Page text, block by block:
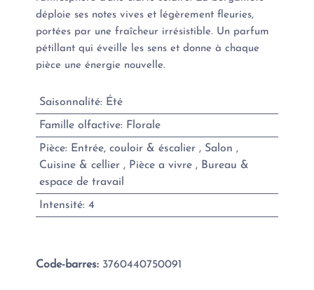
déploie ses notes vives et légèrement fleuries,
portées par une fraîcheur irrésistible. Un parfum
pétillant qui éveille les sens et donne à chaque
pièce une énergie nouvelle.
Saisonnalité: Été
Famille olfactive: Florale
Pièce: Entrée, couloir & éscalier, Salon ,
Cuisine & cellier, Pièce a vivre, Bureau &
espace de travail
Intensité: 4
Code-barres: 3760440750091